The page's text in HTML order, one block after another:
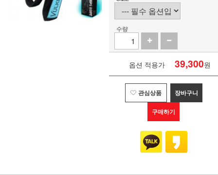
수량
옵션 적용가 39,300원
관심상품 장바구니
구매하기